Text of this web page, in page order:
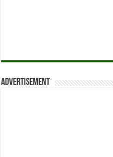
Advertisement